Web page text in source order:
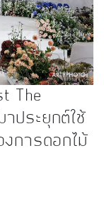
The
ประยุกต์ใช้
งการดอกไม้